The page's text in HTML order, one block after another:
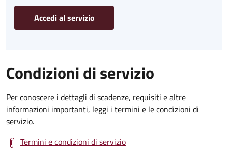
Accedi al servizio
Condizioni di servizio
Per conoscere i dettagli di scadenze, requisiti e altre
informazioni importanti, leggi i termini e le condizioni di
servizio.
Termini e condizioni di servizio